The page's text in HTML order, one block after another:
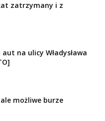
zatrzymany i z
na ulicy Władysława
możliwe burze